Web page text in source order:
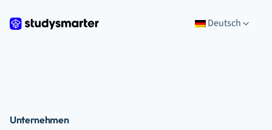
Deutsch
Unternehmen